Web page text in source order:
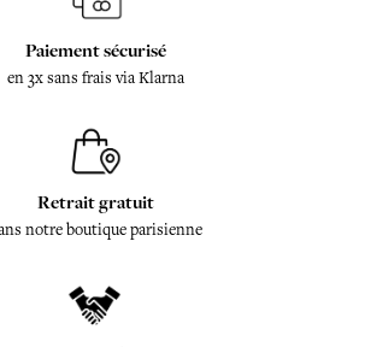
Paiement sécurisé
en 3x sans frais via Klarna
Retrait gratuit
notre boutique parisienne